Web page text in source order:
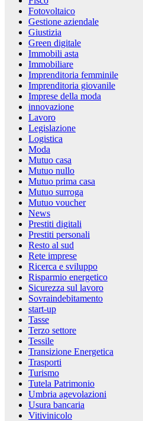
Fotovoltaico
Gestione aziendale
Giustizia
Green digitale
Immobili asta
Immobiliare
Imprenditoria femminile
Imprenditoria giovanile
Imprese della moda
innovazione
Lavoro
Legislazione
Logistica
Moda
Mutuo casa
Mutuo nullo
Mutuo prima casa
Mutuo surroga
Mutuo voucher
News
Prestiti digitali
Prestiti personali
Resto al sud
Rete imprese
Ricerca e sviluppo
Risparmio energetico
Sicurezza sul lavoro
Sovraindebitamento
start-up
Tasse
Terzo settore
Tessile
Transizione Energetica
Trasporti
Turismo
Tutela Patrimonio
Umbria agevolazioni
Usura bancaria
Vitivinicolo